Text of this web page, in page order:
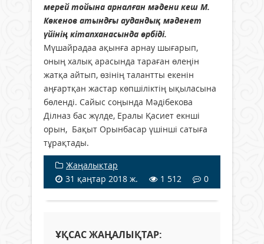
мерей тойына арналған мәдени кеш М.
Көкенов атындғы аудандық мәденет
үйінің кітапханасында өрбіді.
Мүшайрадаа ақынға арнау шығарып,
оның халық арасында тараған өлеңін
жатқа айтып, өзінің талантты екенін
аңғартқан жастар көпшіліктің ықыласына
бөленді. Сайыс соңында Мәдібекова
Ділназ бас жүлде, Ералы Қасиет екнші
орын, Бақыт Орынбасар үшінші сатыға
тұрақтады.
Жаңалықтар
31 қаңтар 2018 ж.
1 512 0
ҰҚСАС ЖАҢАЛЫҚТАР: